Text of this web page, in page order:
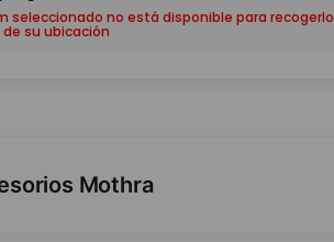
seleccionado no está disponible para recogerlo
de su ubicación
Mothra